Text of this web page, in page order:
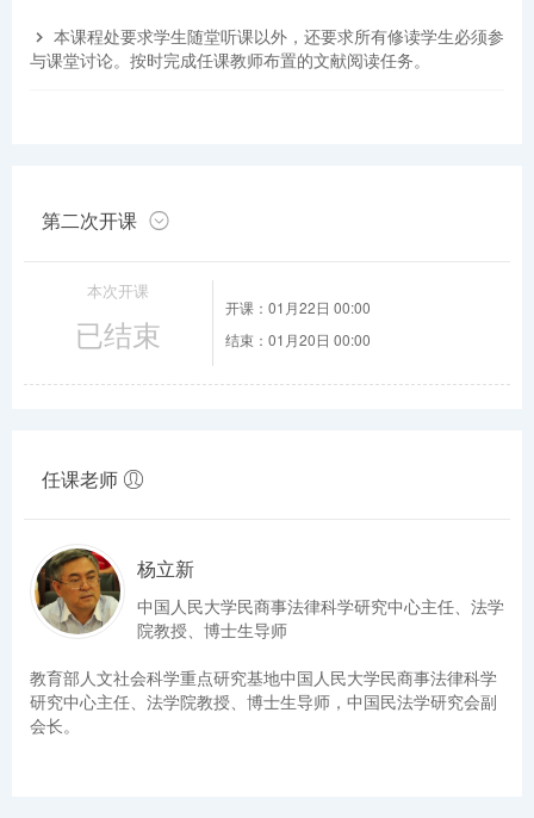
本课程处要求学生随堂听课以外，还要求所有修读学生必须参
与课堂讨论。按时完成任课教师布置的文献阅读任务。
第二次开课
本次开课
已结束
开课：01月22日 00:00
结束：01月20日 00:00
任课老师
杨立新
中国人民大学民商事法律科学研究中心主任、法学
院教授、博士生导师
教育部人文社会科学重点研究基地中国人民大学民商事法律科学
研究中心主任、法学院教授、博士生导师，中国民法学研究会副
会长。